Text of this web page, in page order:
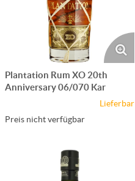
Plantation Rum XO 20th
Anniversary 06/070 Kar
Lieferbar
Preis nicht verfügbar